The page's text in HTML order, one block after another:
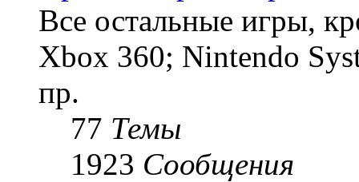
Все остальные игры,
Xbox 360; Nintendo
пр.
77 Темы
1923 Сообщения